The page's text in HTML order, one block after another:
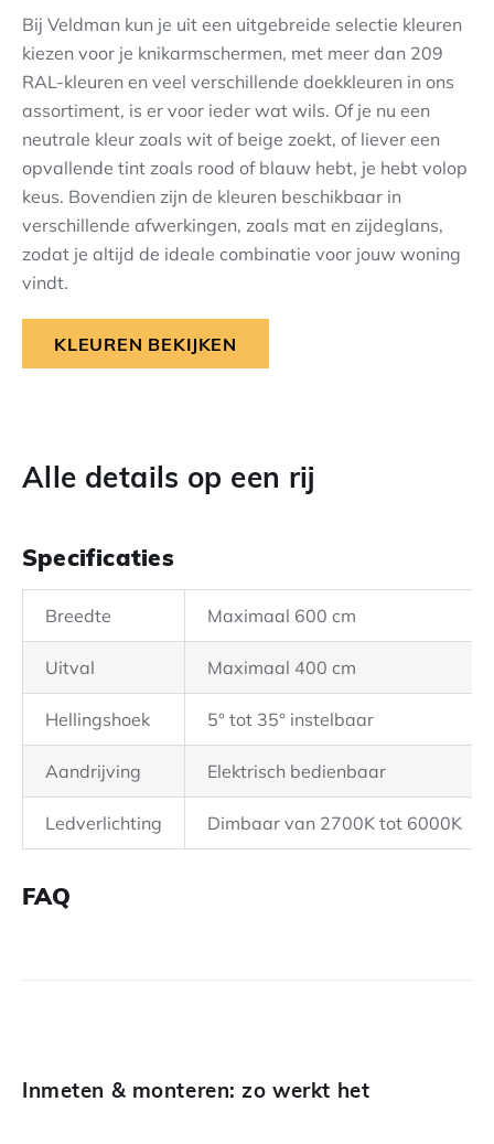
Bij Veldman kun je uit een uitgebreide selectie kleuren
kiezen voor je knikarmschermen, met meer dan 209
RAL-kleuren en veel verschillende doekkleuren in ons
assortiment, is er voor ieder wat wils. Of je nu een
neutrale kleur zoals wit of beige zoekt, of liever een
opvallende tint zoals rood of blauw hebt, je hebt volop
keus. Bovendien zijn de kleuren beschikbaar in
verschillende afwerkingen, zoals mat en zijdeglans,
zodat je altijd de ideale combinatie voor jouw woning
vindt.
KLEUREN BEKIJKEN
Alle details op een rij
Specificaties
Breedte Maximaal 600 cm
Uitval Maximaal 400 cm
Hellingshoek 5° tot 35° instelbaar
Aandrijving Elektrisch bedienbaar
Ledverlichting Dimbaar van 2700K tot 6000K
FAQ
Inmeten & monteren: zo werkt het